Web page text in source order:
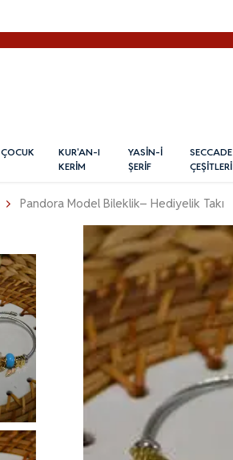
ÇOCUK
KUR'AN-I
KERİM
YASİN-İ
ŞERİF
SECCADE
ÇEŞİTLERİ
Pandora Model Bileklik– Hediyelik Takı